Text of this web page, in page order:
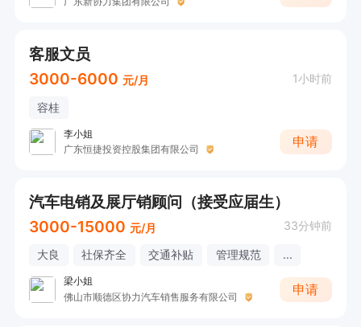
客服文员
3000-6000 元/月 1小时前
容桂
李小姐
广东恒捷投资控股集团有限公司
申请
汽车电销及展厅销顾问（接受应届生）
3000-15000 元/月 33分钟前
大良 社保齐全 交通补贴 管理规范 ...
梁小姐
佛山市顺德区协力汽车销售服务有限公司
申请